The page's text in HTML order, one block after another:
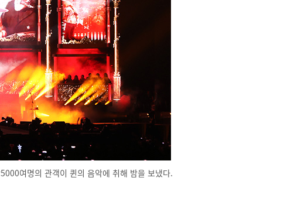
여명의 관객이 퀸의 음악에 취해 밤을 보냈다.